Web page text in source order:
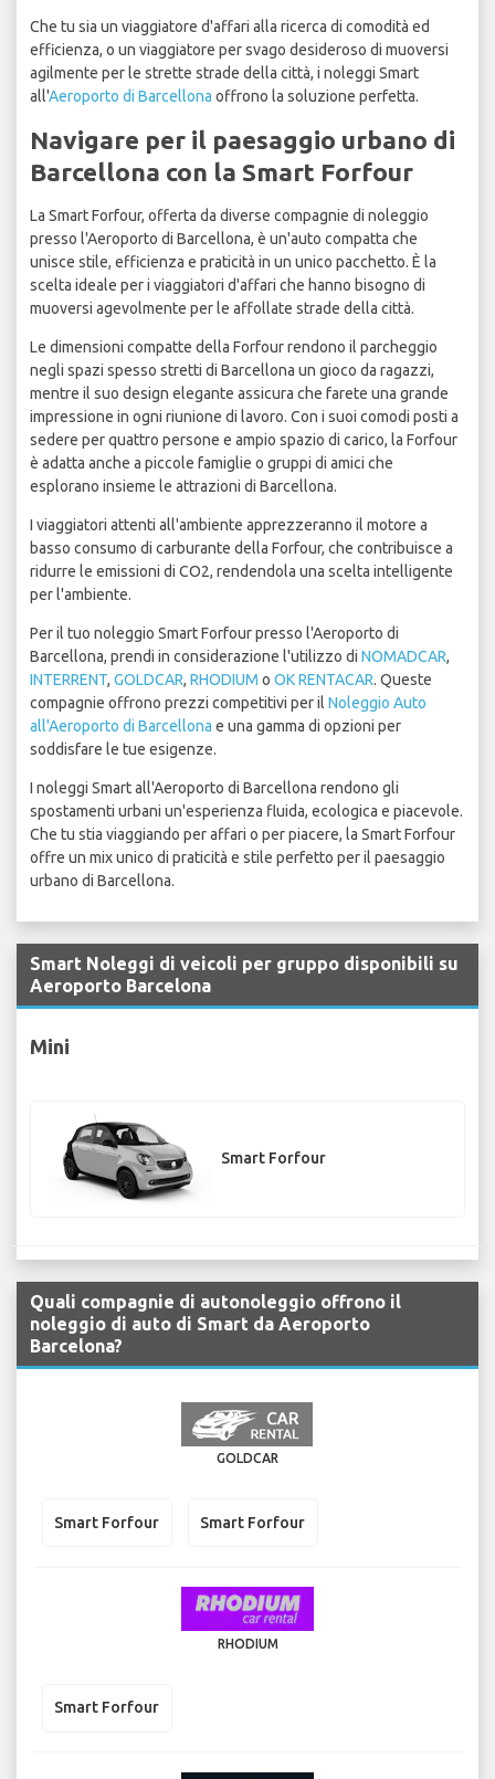
Che tu sia un viaggiatore d'affari alla ricerca di comodità ed
efficienza, o un viaggiatore per svago desideroso di muoversi
agilmente per le strette strade della città, i noleggi Smart
all'Aeroporto di Barcellona offrono la soluzione perfetta.
Navigare per il paesaggio urbano di
Barcellona con la Smart Forfour
La Smart Forfour, offerta da diverse compagnie di noleggio
presso l'Aeroporto di Barcellona, è un'auto compatta che
unisce stile, efficienza e praticità in un unico pacchetto. È la
scelta ideale per i viaggiatori d'affari che hanno bisogno di
muoversi agevolmente per le affollate strade della città.
Le dimensioni compatte della Forfour rendono il parcheggio
negli spazi spesso stretti di Barcellona un gioco da ragazzi,
mentre il suo design elegante assicura che farete una grande
impressione in ogni riunione di lavoro. Con i suoi comodi posti a
sedere per quattro persone e ampio spazio di carico, la Forfour
è adatta anche a piccole famiglie o gruppi di amici che
esplorano insieme le attrazioni di Barcellona.
I viaggiatori attenti all'ambiente apprezzeranno il motore a
basso consumo di carburante della Forfour, che contribuisce a
ridurre le emissioni di CO2, rendendola una scelta intelligente
per l'ambiente.
Per il tuo noleggio Smart Forfour presso l'Aeroporto di
Barcellona, prendi in considerazione l'utilizzo di NOMADCAR,
INTERRENT, GOLDCAR, RHODIUM o OK RENTACAR. Queste
compagnie offrono prezzi competitivi per il Noleggio Auto
all'Aeroporto di Barcellona e una gamma di opzioni per
soddisfare le tue esigenze.
I noleggi Smart all'Aeroporto di Barcellona rendono gli
spostamenti urbani un'esperienza fluida, ecologica e piacevole.
Che tu stia viaggiando per affari o per piacere, la Smart Forfour
offre un mix unico di praticità e stile perfetto per il paesaggio
urbano di Barcellona.
Smart Noleggi di veicoli per gruppo disponibili su
Aeroporto Barcelona
Mini
Smart Forfour
Quali compagnie di autonoleggio offrono il
noleggio di auto di Smart da Aeroporto
Barcelona?
GOLDCAR
Smart Forfour Smart Forfour
RHODIUM
Smart Forfour